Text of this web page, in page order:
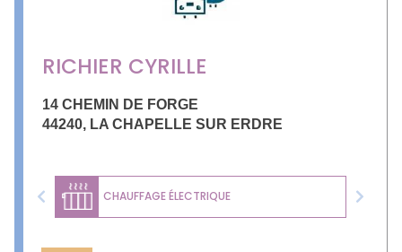
RICHIER CYRILLE
14 CHEMIN DE FORGE
44240, LA CHAPELLE SUR ERDRE
CHAUFFAGE ÉLECTRIQUE
Previous Next